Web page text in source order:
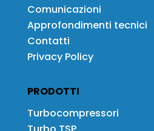
Comunicazioni
Approfondimenti tecnici
Contatti
Privacy Policy
PRODOTTI
Turbocompressori